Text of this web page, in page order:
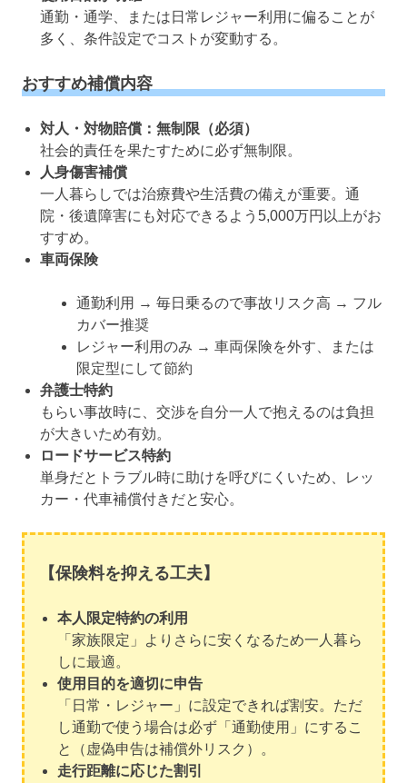
通勤・通学、または日常レジャー利用に偏ることが
多く、条件設定でコストが変動する。
おすすめ補償内容
対人・対物賠償：無制限（必須）
社会的責任を果たすために必ず無制限。
人身傷害補償
一人暮らしでは治療費や生活費の備えが重要。通
院・後遺障害にも対応できるよう5,000万円以上がお
すすめ。
車両保険
通勤利用 → 毎日乗るので事故リスク高 → フル
カバー推奨
レジャー利用のみ → 車両保険を外す、または
限定型にして節約
弁護士特約
もらい事故時に、交渉を自分一人で抱えるのは負担
が大きいため有効。
ロードサービス特約
単身だとトラブル時に助けを呼びにくいため、レッ
カー・代車補償付きだと安心。
【保険料を抑える工夫】
本人限定特約の利用
「家族限定」よりさらに安くなるため一人暮ら
しに最適。
使用目的を適切に申告
「日常・レジャー」に設定できれば割安。ただ
し通勤で使う場合は必ず「通勤使用」にするこ
と（虚偽申告は補償外リスク）。
走行距離に応じた割引